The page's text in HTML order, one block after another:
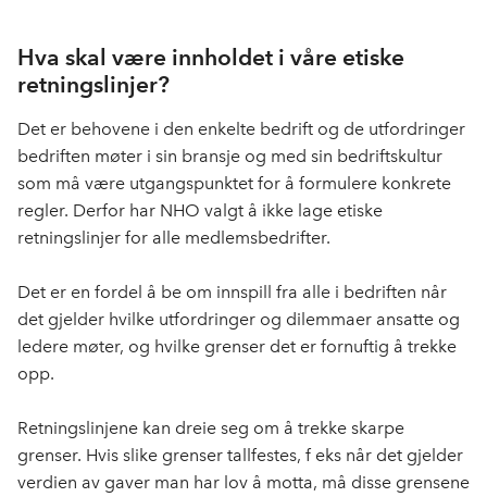
Hva skal være innholdet i våre etiske
retningslinjer?
Det er behovene i den enkelte bedrift og de utfordringer
bedriften møter i sin bransje og med sin bedriftskultur
som må være utgangspunktet for å formulere konkrete
regler. Derfor har NHO valgt å ikke lage etiske
retningslinjer for alle medlemsbedrifter.
Det er en fordel å be om innspill fra alle i bedriften når
det gjelder hvilke utfordringer og dilemmaer ansatte og
ledere møter, og hvilke grenser det er fornuftig å trekke
opp.
Retningslinjene kan dreie seg om å trekke skarpe
grenser. Hvis slike grenser tallfestes, f eks når det gjelder
verdien av gaver man har lov å motta, må disse grensene